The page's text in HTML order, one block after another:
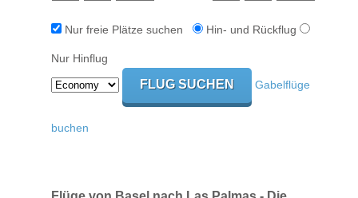
Nur freie Plätze suchen Hin- und Rückflug
Nur Hinflug
Gabelflüge
buchen